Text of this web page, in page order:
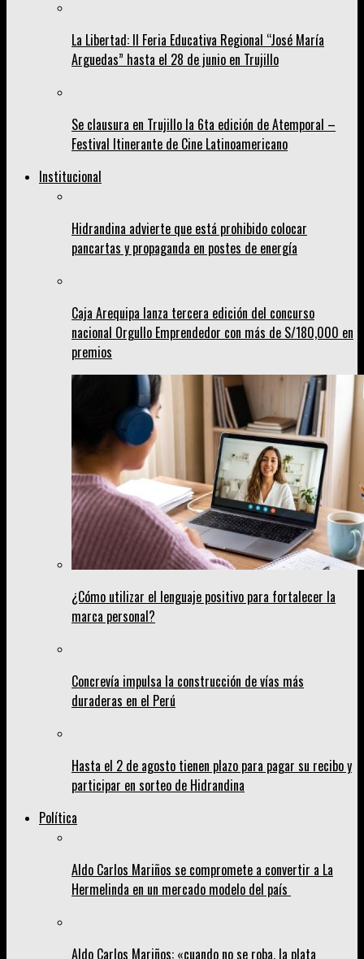
La Libertad: II Feria Educativa Regional “José María
Arguedas” hasta el 28 de junio en Trujillo
Se clausura en Trujillo la 6ta edición de Atemporal –
Festival Itinerante de Cine Latinoamericano
Institucional
Hidrandina advierte que está prohibido colocar
pancartas y propaganda en postes de energía
Caja Arequipa lanza tercera edición del concurso
nacional Orgullo Emprendedor con más de S/180,000 en
premios
¿Cómo utilizar el lenguaje positivo para fortalecer la
marca personal?
Concrevía impulsa la construcción de vías más
duraderas en el Perú
Hasta el 2 de agosto tienen plazo para pagar su recibo y
participar en sorteo de Hidrandina
Política
Aldo Carlos Mariños se compromete a convertir a La
Hermelinda en un mercado modelo del país
Aldo Carlos Mariños: «cuando no se roba, la plata